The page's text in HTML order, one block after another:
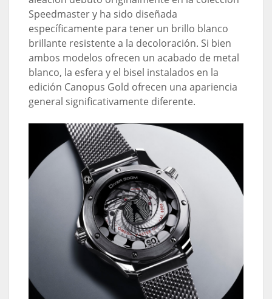
Speedmaster y ha sido diseñada
específicamente para tener un brillo blanco
brillante resistente a la decoloración. Si bien
ambos modelos ofrecen un acabado de metal
blanco, la esfera y el bisel instalados en la
edición Canopus Gold ofrecen una apariencia
general significativamente diferente.